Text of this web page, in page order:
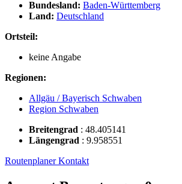
Bundesland: Baden-Württemberg
Land: Deutschland
Ortsteil:
keine Angabe
Regionen:
Allgäu / Bayerisch Schwaben
Region Schwaben
Breitengrad : 48.405141
Längengrad : 9.958551
RoutenplanerKontakt